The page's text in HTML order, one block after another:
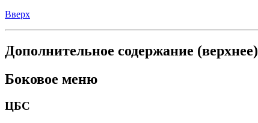
Вверх
Дополнительное содержание (верхнее)
Боковое меню
ЦБС